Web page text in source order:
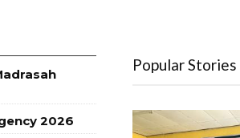
2026
Popular Stories